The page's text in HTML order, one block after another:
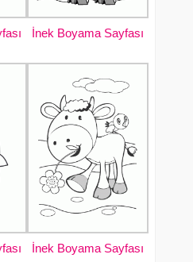
İnek Boyama Sayfası
İnek Boyama Sayfası